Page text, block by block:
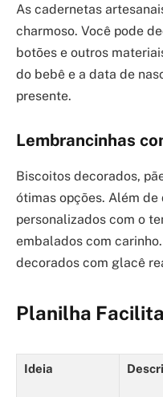
As cadernetas
charmoso. Você pode
botões e outros
do bebê e a data de
presente.
Lembrancinhas
Biscoitos decorados,
ótimas opções. Além
personalizados com o
embalados com
decorados com glacê
Planilha
Ideia